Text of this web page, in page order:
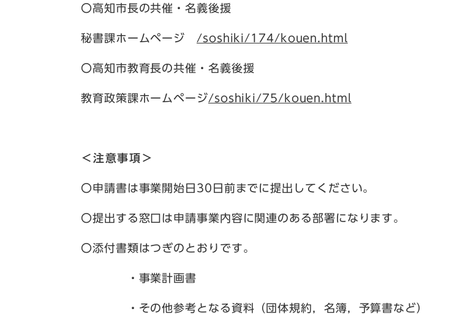
〇高知市長の共催・名義後援
秘書課ホームページ /soshiki/174/kouen.html
〇高知市教育長の共催・名義後援
教育政策課ホームページ/soshiki/75/kouen.html
＜注意事項＞
〇申請書は事業開始日30日前までに提出してください。
〇提出する窓口は申請事業内容に関連のある部署になります。
〇添付書類はつぎのとおりです。
・事業計画書
・その他参考となる資料（団体規約，名簿，予算書など）